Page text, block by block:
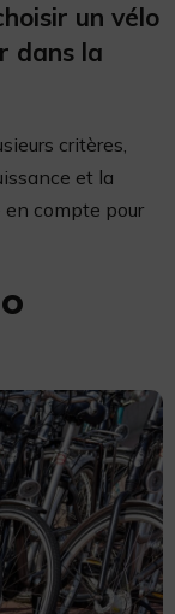
un vélo
dans la
critères,
et la
en compte pour